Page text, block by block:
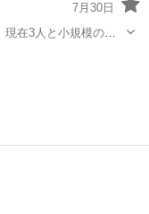
7月30日